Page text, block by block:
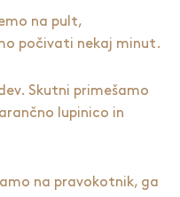
na pult,
počivati nekaj minut.
Skutni primešamo
lupinico in
na pravokotnik, ga